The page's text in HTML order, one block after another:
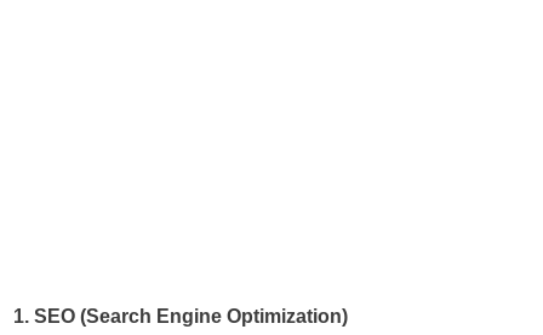
1. SEO (Search Engine Optimization)